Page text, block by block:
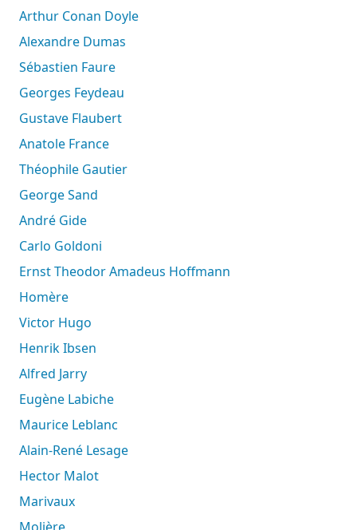
Arthur Conan Doyle
Alexandre Dumas
Sébastien Faure
Georges Feydeau
Gustave Flaubert
Anatole France
Théophile Gautier
George Sand
André Gide
Carlo Goldoni
Ernst Theodor Amadeus Hoffmann
Homère
Victor Hugo
Henrik Ibsen
Alfred Jarry
Eugène Labiche
Maurice Leblanc
Alain-René Lesage
Hector Malot
Marivaux